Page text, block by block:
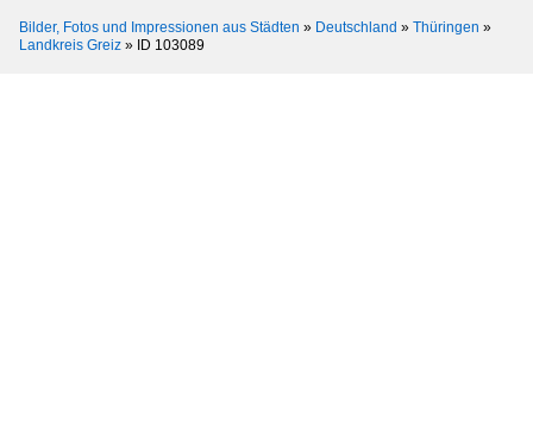
Bilder, Fotos und Impressionen aus Städten » Deutschland » Thüringen »
Landkreis Greiz » ID 103089